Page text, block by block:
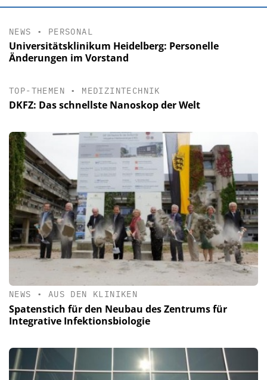
NEWS • PERSONAL
Universitätsklinikum Heidelberg: Personelle
Änderungen im Vorstand
TOP-THEMEN • MEDIZINTECHNIK
DKFZ: Das schnellste Nanoskop der Welt
NEWS • AUS DEN KLINIKEN
Spatenstich für den Neubau des Zentrums für
Integrative Infektionsbiologie